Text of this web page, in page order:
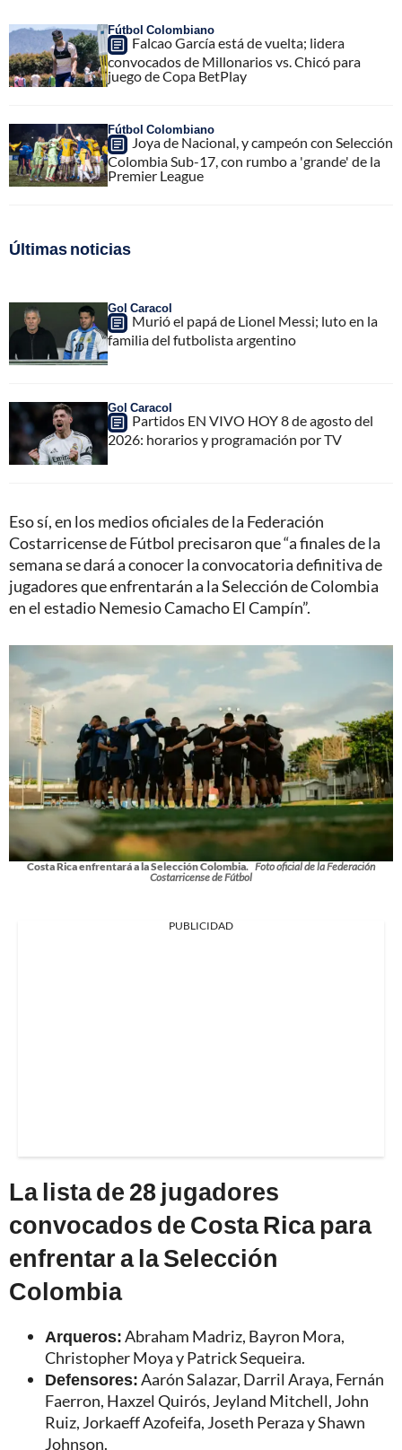
Fútbol Colombiano
Falcao García está de vuelta; lidera
convocados de Millonarios vs. Chicó para
juego de Copa BetPlay
Fútbol Colombiano
Joya de Nacional, y campeón con Selección
Colombia Sub-17, con rumbo a 'grande' de la
Premier League
Últimas noticias
Gol Caracol
Murió el papá de Lionel Messi; luto en la
familia del futbolista argentino
Gol Caracol
Partidos EN VIVO HOY 8 de agosto del
2026: horarios y programación por TV
Eso sí, en los medios oficiales de la Federación
Costarricense de Fútbol precisaron que “a finales de la
semana se dará a conocer la convocatoria definitiva de
jugadores que enfrentarán a la Selección de Colombia
en el estadio Nemesio Camacho El Campín”.
Costa Rica enfrentará a la Selección Colombia. Foto oficial de la Federación
Costarricense de Fútbol
PUBLICIDAD
La lista de 28 jugadores
convocados de Costa Rica para
enfrentar a la Selección
Colombia
Arqueros:Abraham Madriz, Bayron Mora,
Christopher Moya y Patrick Sequeira.
Defensores:Aarón Salazar, Darril Araya, Fernán
Faerron, Haxzel Quirós, Jeyland Mitchell, John
Ruiz, Jorkaeff Azofeifa, Joseth Peraza y Shawn
Johnson.